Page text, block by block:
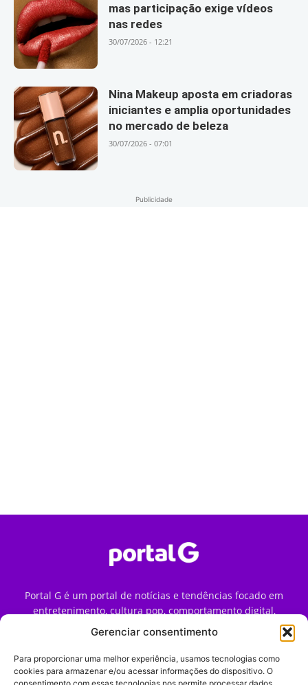
Gerenciar consentimento
Para proporcionar uma melhor experiência, usamos tecnologias como
cookies para armazenar e/ou acessar informações do dispositivo. O
mas participação exige vídeos
nas redes
30/07/2026 - 12:21
Nina Makeup aposta em criadoras
iniciantes e amplia oportunidades
no mercado de beleza
30/07/2026 - 07:01
Publicidade
Portal G é um portal de notícias e tendências focado em
entretenimento, cultura pop, comportamento digital,
streaming, games e iniciativas de marca que impactam a
forma como o público vive e consome internet no Brasil.
Contato:contato@portalg.com.br